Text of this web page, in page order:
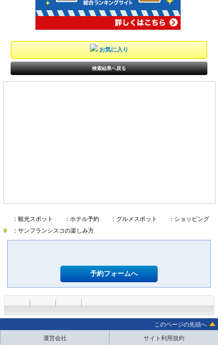
お気に入り
検索結果へ戻る
：観光スポット ：ホテル予約 ：グルメスポット
：ショッピング
：サンフランシスコの楽しみ方
予約フォームへ
このページの先頭へ
運営会社 サイト利用規約